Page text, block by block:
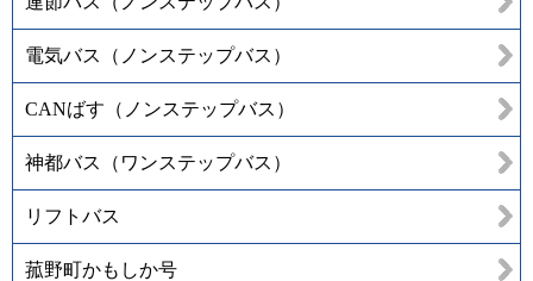
電気バス（ノンステップバス）
CANばす（ノンステップバス）
神都バス（ワンステップバス）
リフトバス
菰野町かもしか号